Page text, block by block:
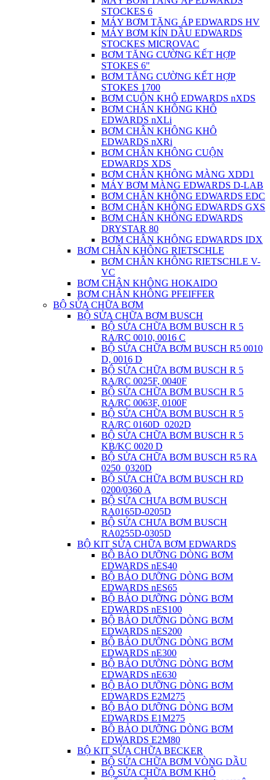
STOCKES 6
MÁY BƠM TĂNG ÁP EDWARDS HV
MÁY BƠM KÍN DẦU EDWARDS
STOCKES MICROVAC
BƠM TĂNG CƯỜNG KẾT HỢP
STOKES 6"
BƠM TĂNG CƯỜNG KẾT HỢP
STOKES 1700
BƠM CUỘN KHÔ EDWARDS nXDS
BƠM CHÂN KHÔNG KHÔ
EDWARDS nXLi
BƠM CHÂN KHÔNG KHÔ
EDWARDS nXRi
BƠM CHÂN KHÔNG CUỘN
EDWARDS XDS
BƠM CHÂN KHÔNG MÀNG XDD1
MÁY BƠM MÀNG EDWARDS D-LAB
BƠM CHÂN KHÔNG EDWARDS EDC
BƠM CHÂN KHÔNG EDWARDS GXS
BƠM CHÂN KHÔNG EDWARDS
DRYSTAR 80
BƠM CHÂN KHÔNG EDWARDS IDX
BƠM CHÂN KHÔNG RIETSCHLE
BƠM CHÂN KHÔNG RIETSCHLE V-
VC
BƠM CHÂN KHÔNG HOKAIDO
BƠM CHÂN KHÔNG PFEIFFER
BỘ SỬA CHỮA BƠM
BỘ SỬA CHỮA BƠM BUSCH
BỘ SỬA CHỮA BƠM BUSCH R 5
RA/RC 0010, 0016 C
BỘ SỬA CHỮA BƠM BUSCH R5 0010
D, 0016 D
BỘ SỬA CHỮA BƠM BUSCH R 5
RA/RC 0025F, 0040F
BỘ SỬA CHỮA BƠM BUSCH R 5
RA/RC 0063F, 0100F
BỘ SỬA CHỮA BƠM BUSCH R 5
RA/RC 0160D_0202D
BỘ SỬA CHỮA BƠM BUSCH R 5
KB/KC 0020 D
BỘ SỬA CHỮA BƠM BUSCH R5 RA
0250_0320D
BỘ SỬA CHỮA BƠM BUSCH RD
0200/0360 A
BỘ SỬA CHƯA BƠM BUSCH
RA0165D-0205D
BỘ SỬA CHƯA BƠM BUSCH
RA0255D-0305D
BỘ KIT SỬA CHỮA BƠM EDWARDS
BỘ BẢO DƯỠNG DÒNG BƠM
EDWARDS nES40
BỘ BẢO DƯỠNG DÒNG BƠM
EDWARDS nES65
BỘ BẢO DƯỠNG DÒNG BƠM
EDWARDS nES100
BỘ BẢO DƯỠNG DÒNG BƠM
EDWARDS nES200
BỘ BẢO DƯỠNG DÒNG BƠM
EDWARDS nE300
BỘ BẢO DƯỠNG DÒNG BƠM
EDWARDS nE630
BỘ BẢO DƯỠNG DÒNG BƠM
EDWARDS E2M275
BỘ BẢO DƯỠNG DÒNG BƠM
EDWARDS E1M275
BỘ BẢO DƯỠNG DÒNG BƠM
EDWARDS E2M80
BỘ KIT SỬA CHỮA BECKER
BỘ SỬA CHỮA BƠM VÒNG DẦU
BỘ SỬA CHỮA BƠM KHÔ